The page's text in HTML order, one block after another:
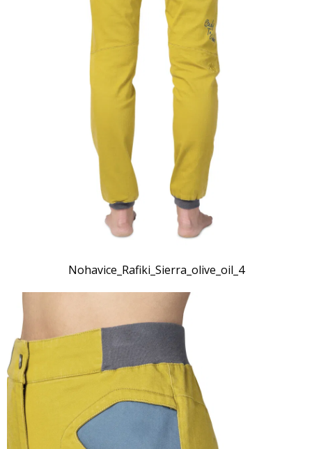
Nohavice_Rafiki_Sierra_olive_oil_4